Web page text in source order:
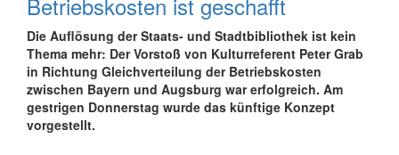
Die Auflösung der Staats- und Stadtbibliothek ist kein
Thema mehr: Der Vorstoß von Kulturreferent Peter Grab
in Richtung Gleichverteilung der Betriebskosten
zwischen Bayern und Augsburg war erfolgreich. Am
gestrigen Donnerstag wurde das künftige Konzept
vorgestellt.